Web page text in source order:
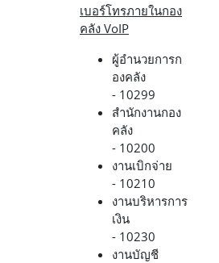
เบอร์โทรภายในกอง
คลัง VoIP
ผู้อำนวยการก
องคลัง
- 10299
สำนักงานกอง
คลัง
- 10200
งานเบิกจ่าย
- 10210
งานบริหารการ
เงิน
- 10230
งานบัญชี